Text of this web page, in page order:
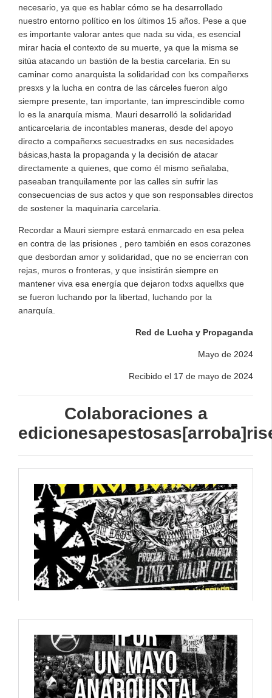
necesario, ya que es hablar cómo se ha desarrollado
nuestro entorno político en los últimos 15 años. Pese a que
es importante valorar antes que nada su vida, es esencial
mirar hacia el contexto de su muerte, ya que la misma se
sitúa atacando un bastión de la bestia carcelaria. En su
caminar como anarquista la solidaridad con lxs compañerxs
presxs y la lucha en contra de las cárceles fueron algo
siempre presente, tan importante, tan imprescindible como
lo es la anarquía misma. Mauri desarrolló la solidaridad
anticarcelaria de incontables maneras, desde del apoyo
directo a compañerxs secuestradxs en sus necesidades
básicas,hasta la propaganda y la decisión de atacar
directamente a quienes, que como él mismo señalaba,
paseaban tranquilamente por las calles sin sufrir las
consecuencias de sus actos y que son responsables directos
de sostener la maquinaria carcelaria.
Recordar a Mauri siempre estará enmarcado en esa pelea
en contra de las prisiones , pero también en esos corazones
que desbordan amor y solidaridad, que no se encierran con
rejas, muros o fronteras, y que insistirán siempre en
mantener viva esa energía que dejaron todxs aquellxs que
se fueron luchando por la libertad, luchando por la
anarquía.
Red de Lucha y Propaganda
Mayo de 2024
Recibido el 17 de mayo de 2024
Colaboraciones a